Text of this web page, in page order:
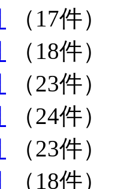
（17件）
（18件）
（23件）
（24件）
（23件）
（18件）